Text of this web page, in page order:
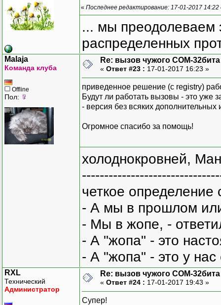
« Последнее редактирование: 17-01-2017
... мы преодолеваем
распределенных
Malaja
Команда клуба
Offline
Пол:
Re: вызов чужого COM-
« Ответ #23 : 17-01-2017 16:23 »
приведенное решение (с registry)
Будут ли работать вызовы - это уже
- версия без всяких
Огромное спасибо за помощь!
холоднокровней,
четкое
- А мы в прошлом
- Мы в жопе, -
- А "жопа" - это
- А "жопа" - это у
RXL
Технический
Администратор
Re: вызов чужого COM-
« Ответ #24 : 17-01-2017 19:43 »
Супер!